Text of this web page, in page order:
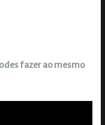
fazer ao mesmo